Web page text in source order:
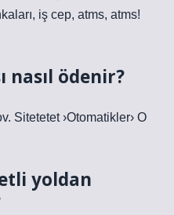
iş cep, atms, atms!
nasıl ödenir?
Sitetetet ›Otomatikler› O
yoldan